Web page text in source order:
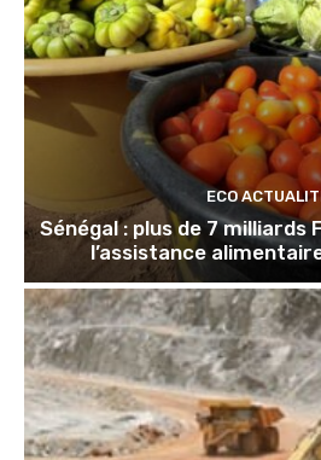
ECO
Sénégal : plus de 7 milliards
l’assistance